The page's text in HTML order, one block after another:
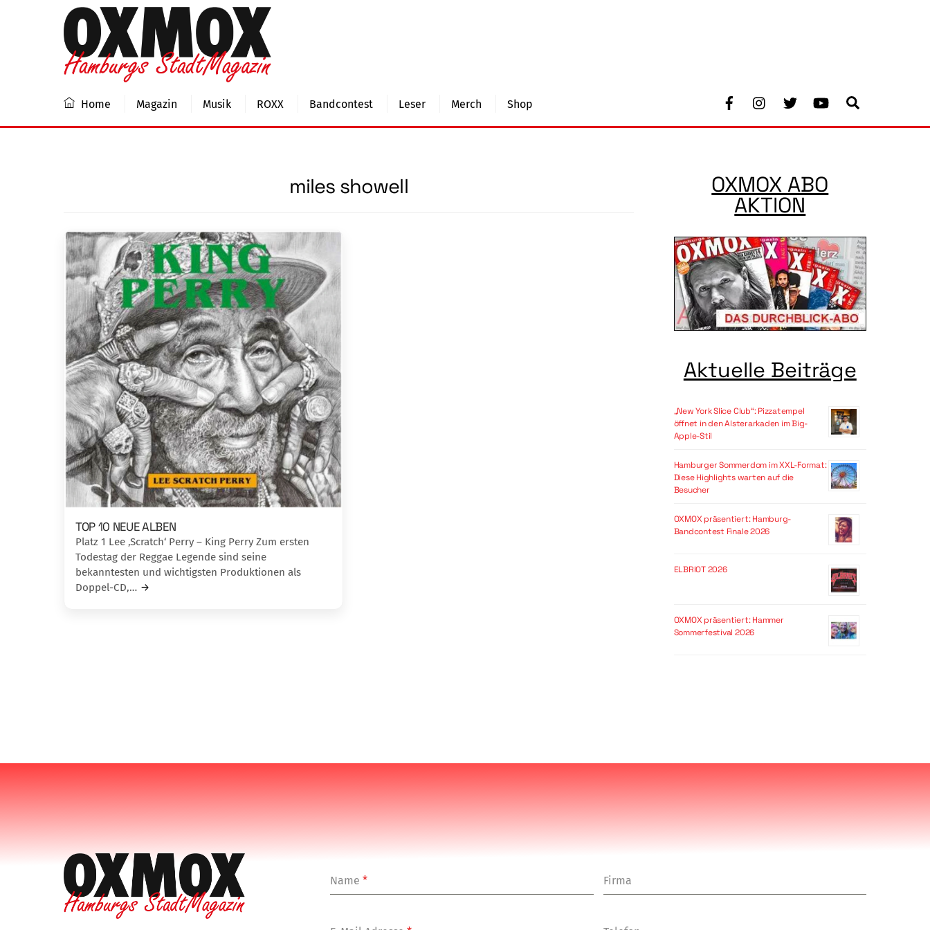
Facebook Youtube
Home Magazin Musik ROXX Bandcontest Leser Merch Shop
miles showell
TOP 10 NEUE ALBEN
Platz 1 Lee ‚Scratch‘ Perry – King Perry Zum ersten
Todestag der Reggae Legende sind seine
bekanntesten und wichtigsten Produktionen als
Doppel-CD,…
OXMOX ABO
AKTION
Aktuelle Beiträge
„New York Slice Club“: Pizzatempel
öffnet in den Alsterarkaden im Big-
Apple-Stil
Hamburger Sommerdom im XXL-Format:
Diese Highlights warten auf die
Besucher
OXMOX präsentiert: Hamburg-
Bandcontest Finale 2026
ELBRIOT 2026
OXMOX präsentiert: Hammer
Sommerfestival 2026
Name* Firma